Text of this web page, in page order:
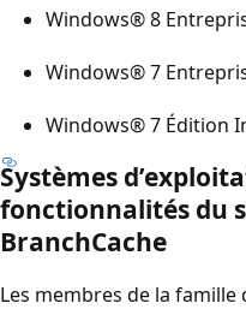
Windows® 8
Windows® 7
Windows® 7 Édition
Systèmes
fonctionnalités du
BranchCache
Les membres de la famille